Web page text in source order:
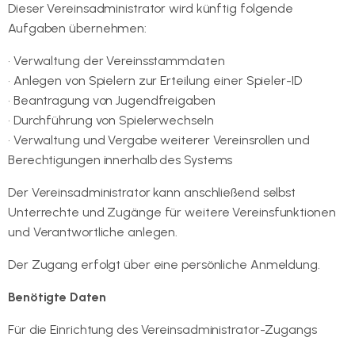
Dieser Vereinsadministrator wird künftig folgende
Aufgaben übernehmen:
• Verwaltung der Vereinsstammdaten
• Anlegen von Spielern zur Erteilung einer Spieler-ID
• Beantragung von Jugendfreigaben
• Durchführung von Spielerwechseln
• Verwaltung und Vergabe weiterer Vereinsrollen und
Berechtigungen innerhalb des Systems
Der Vereinsadministrator kann anschließend selbst
Unterrechte und Zugänge für weitere Vereinsfunktionen
und Verantwortliche anlegen.
Der Zugang erfolgt über eine persönliche Anmeldung.
Benötigte Daten
Für die Einrichtung des Vereinsadministrator-Zugangs